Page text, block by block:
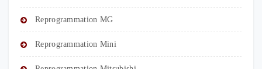
Reprogrammation MG
Reprogrammation Mini